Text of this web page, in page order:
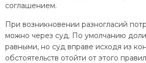
соглашением.
При возникновении разногласий
можно через суд. По умолчанию
равными, но суд вправе исходя из
обстоятельств отойти от этого